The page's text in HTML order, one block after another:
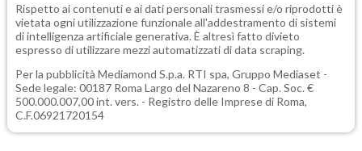
Rispetto ai contenuti e ai dati personali trasmessi e/o riprodotti è
vietata ogni utilizzazione funzionale all'addestramento di sistemi
di intelligenza artificiale generativa. È altresì fatto divieto
espresso di utilizzare mezzi automatizzati di data scraping.
Per la pubblicità Mediamond S.p.a. RTI spa, Gruppo Mediaset -
Sede legale: 00187 Roma Largo del Nazareno 8 - Cap. Soc. €
500.000.007,00 int. vers. - Registro delle Imprese di Roma,
C.F.06921720154